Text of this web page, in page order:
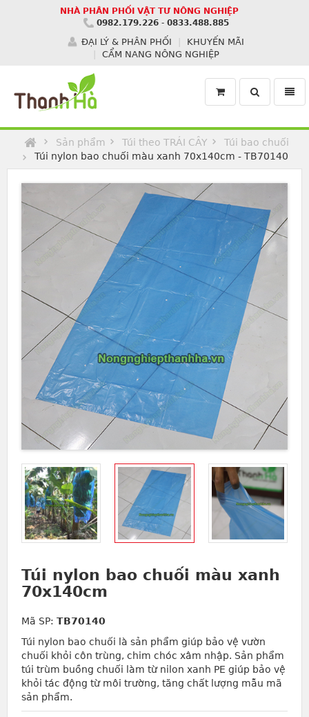
NHÀ PHÂN PHỐI VẬT TƯ NÔNG NGHIỆP
0982.179.226 - 0833.488.885
ĐẠI LÝ & PHÂN PHỐI
KHUYẾN MÃI
CẨM NANG NÔNG NGHIỆP
Toggle
search
Sản phẩm Túi theo TRÁI CÂY
Túi bao chuối
Túi nylon bao chuối màu xanh 70x140cm - TB70140
Túi nylon bao chuối màu xanh
70x140cm
Mã SP: TB70140
Túi nylon bao chuối là sản phẩm giúp bảo vệ vườn
chuối khỏi côn trùng, chim chóc xâm nhập. Sản phẩm
túi trùm buồng chuối làm từ nilon xanh PE giúp bảo vệ
khỏi tác động từ môi trường, tăng chất lượng mẫu mã
sản phẩm.